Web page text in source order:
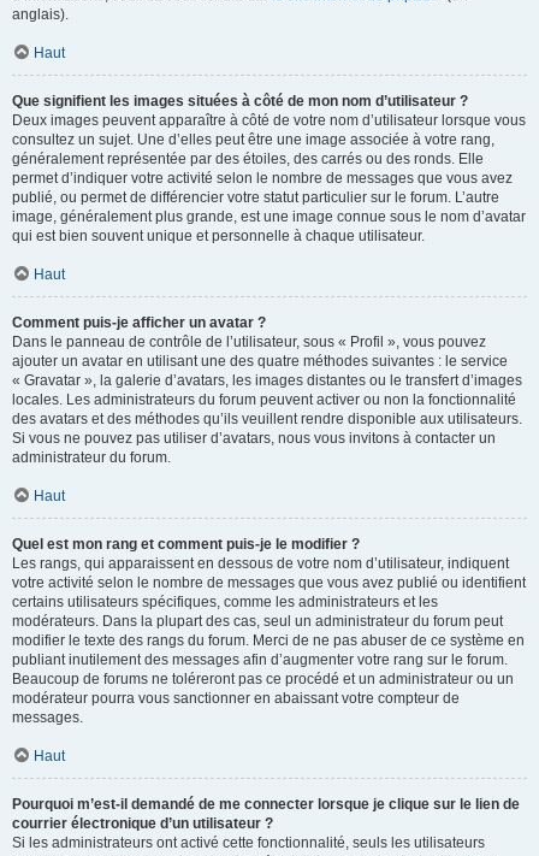
anglais).
Haut
Que signifient les images situées à côté de mon nom d’utilisateur ?
Deux images peuvent apparaître à côté de votre nom d’utilisateur lorsque vous
consultez un sujet. Une d’elles peut être une image associée à votre rang,
généralement représentée par des étoiles, des carrés ou des ronds. Elle
permet d’indiquer votre activité selon le nombre de messages que vous avez
publié, ou permet de différencier votre statut particulier sur le forum. L’autre
image, généralement plus grande, est une image connue sous le nom d’avatar
qui est bien souvent unique et personnelle à chaque utilisateur.
Haut
Comment puis-je afficher un avatar ?
Dans le panneau de contrôle de l’utilisateur, sous « Profil », vous pouvez
ajouter un avatar en utilisant une des quatre méthodes suivantes : le service
« Gravatar », la galerie d’avatars, les images distantes ou le transfert d’images
locales. Les administrateurs du forum peuvent activer ou non la fonctionnalité
des avatars et des méthodes qu’ils veuillent rendre disponible aux utilisateurs.
Si vous ne pouvez pas utiliser d’avatars, nous vous invitons à contacter un
administrateur du forum.
Haut
Quel est mon rang et comment puis-je le modifier ?
Les rangs, qui apparaissent en dessous de votre nom d’utilisateur, indiquent
votre activité selon le nombre de messages que vous avez publié ou identifient
certains utilisateurs spécifiques, comme les administrateurs et les
modérateurs. Dans la plupart des cas, seul un administrateur du forum peut
modifier le texte des rangs du forum. Merci de ne pas abuser de ce système en
publiant inutilement des messages afin d’augmenter votre rang sur le forum.
Beaucoup de forums ne toléreront pas ce procédé et un administrateur ou un
modérateur pourra vous sanctionner en abaissant votre compteur de
messages.
Haut
Pourquoi m’est-il demandé de me connecter lorsque je clique sur le lien de
courrier électronique d’un utilisateur ?
Si les administrateurs ont activé cette fonctionnalité, seuls les utilisateurs